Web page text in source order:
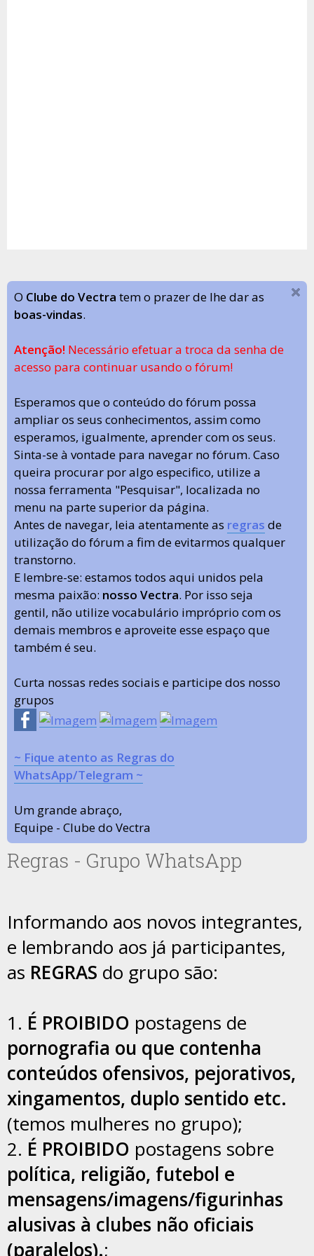
O Clube do Vectra tem o prazer de lhe dar as
boas-vindas.
Atenção! Necessário efetuar a troca da senha de
acesso para continuar usando o fórum!
Esperamos que o conteúdo do fórum possa
ampliar os seus conhecimentos, assim como
esperamos, igualmente, aprender com os seus.
Sinta-se à vontade para navegar no fórum. Caso
queira procurar por algo especifico, utilize a
nossa ferramenta "Pesquisar", localizada no
menu na parte superior da página.
Antes de navegar, leia atentamente as regras de
utilização do fórum a fim de evitarmos qualquer
transtorno.
E lembre-se: estamos todos aqui unidos pela
mesma paixão: nosso Vectra. Por isso seja
gentil, não utilize vocabulário impróprio com os
demais membros e aproveite esse espaço que
também é seu.
Curta nossas redes sociais e participe dos nosso
grupos
~ Fique atento as Regras do
WhatsApp/Telegram ~
Um grande abraço,
Equipe - Clube do Vectra
Regras - Grupo WhatsApp
Informando aos novos integrantes,
e lembrando aos já participantes,
as REGRAS do grupo são:
1. É PROIBIDO postagens de
pornografia ou que contenha
conteúdos ofensivos, pejorativos,
xingamentos, duplo sentido etc.
(temos mulheres no grupo);
2. É PROIBIDO postagens sobre
política, religião, futebol e
mensagens/imagens/figurinhas
alusivas à clubes não oficiais
(paralelos).;